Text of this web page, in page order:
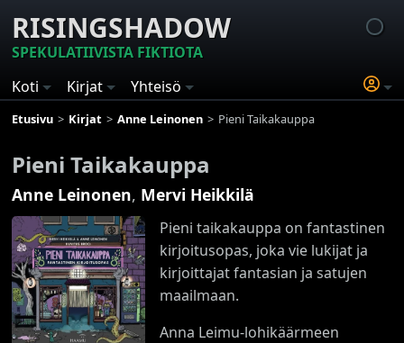
RISINGSHADOW
SPEKULATIIVISTA FIKTIOTA
Koti
Kirjat Yhteisö
Etusivu Kirjat Anne Leinonen Pieni Taikakauppa
Pieni Taikakauppa
Anne Leinonen, Mervi Heikkilä
Pieni taikakauppa on fantastinen
kirjoitusopas, joka vie lukijat ja
kirjoittajat fantasian ja satujen
maailmaan.
Anna Leimu-lohikäärmeen